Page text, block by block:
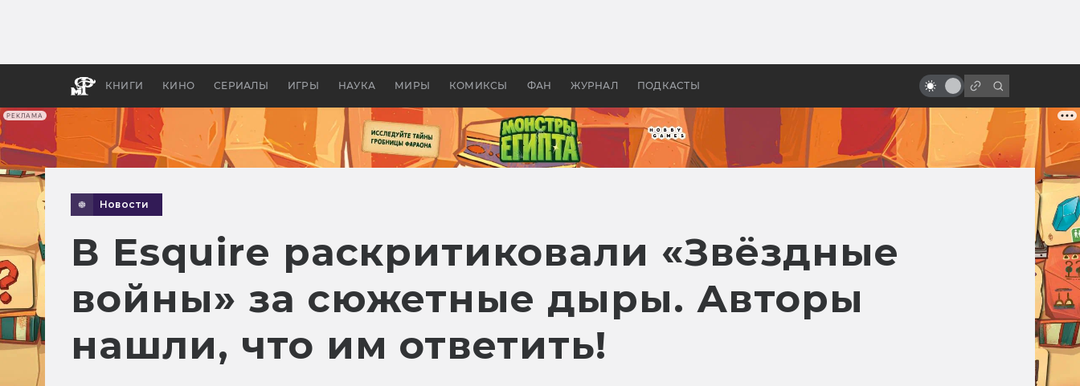
РЕКЛАМА
КНИГИ КИНО СЕРИАЛЫ ИГРЫ НАУКА МИРЫ КОМИКСЫ ФАН ЖУРНАЛ ПОДКАСТЫ
апокалипсис, в России —
бы «Властелина колец»
экранизации DC
Новости
В Esquire раскритиковали «Звёздные
войны» за сюжетные дыры. Авторы
нашли, что им ответить!